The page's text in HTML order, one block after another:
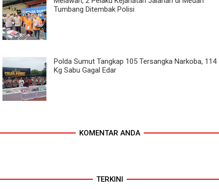
Tumbang Ditembak Polisi
Polda Sumut Tangkap 105 Tersangka Narkoba, 114
Kg Sabu Gagal Edar
KOMENTAR ANDA
TERKINI